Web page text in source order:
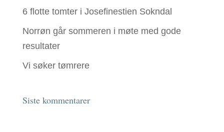
6 flotte tomter i Josefinestien Sokndal
Norrøn går sommeren i møte med gode
resultater
Vi søker tømrere
Siste kommentarer